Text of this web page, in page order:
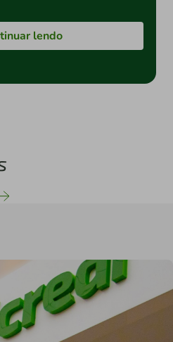
lendo